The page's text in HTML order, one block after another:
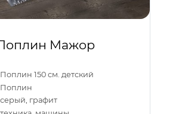
Мажор
Поплин 150 см. детский
Поплин
серый, графит